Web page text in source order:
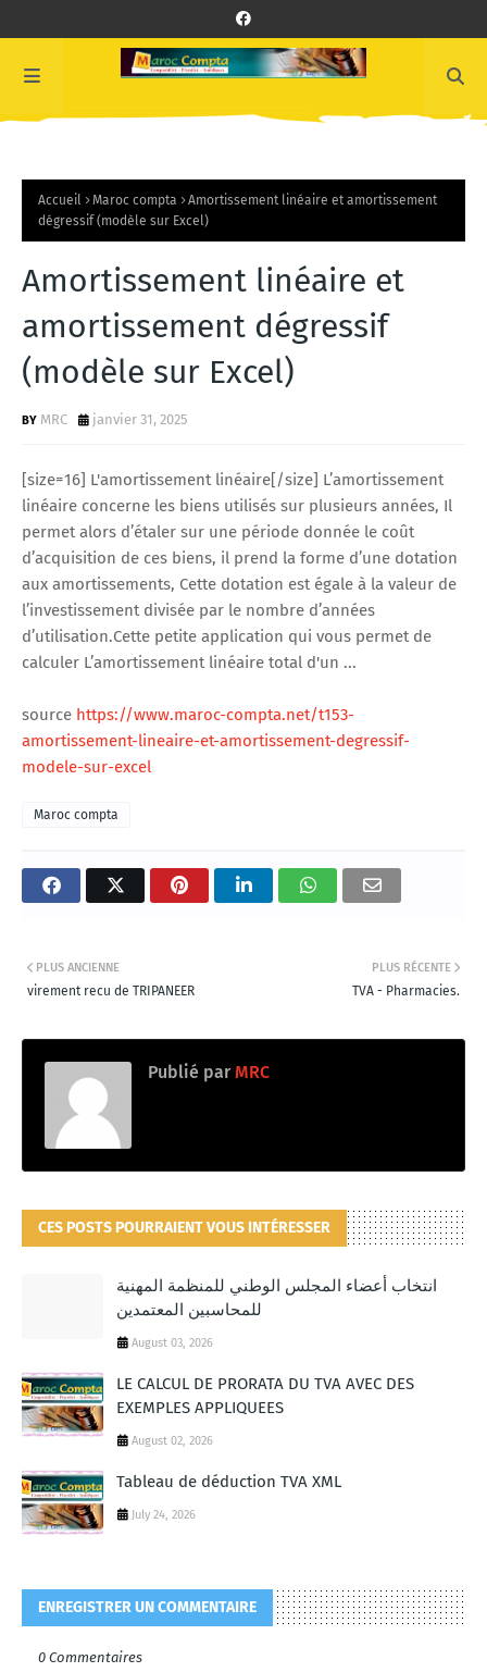
Accueil Maroc compta
Amortissement linéaire et amortissement
dégressif (modèle sur Excel)
Amortissement linéaire et
amortissement dégressif
(modèle sur Excel)
MRC janvier 31, 2025
[size=16] L'amortissement linéaire[/size] L’amortissement
linéaire concerne les biens utilisés sur plusieurs années, Il
permet alors d’étaler sur une période donnée le coût
d’acquisition de ces biens, il prend la forme d’une dotation
aux amortissements, Cette dotation est égale à la valeur de
l’investissement divisée par le nombre d’années
d’utilisation.Cette petite application qui vous permet de
calculer L’amortissement linéaire total d'un ...
source https://www.maroc-compta.net/t153-
amortissement-lineaire-et-amortissement-degressif-
modele-sur-excel
Maroc compta
PLUS RÉCENTE
TVA - Pharmacies.
PLUS ANCIENNE
virement recu de TRIPANEER
Publié par MRC
CES POSTS POURRAIENT VOUS INTÉRESSER
انتخاب أعضاء المجلس الوطني للمنظمة المهنية
للمحاسبين المعتمدين
August 03, 2026
LE CALCUL DE PRORATA DU TVA AVEC DES
EXEMPLES APPLIQUEES
August 02, 2026
Tableau de déduction TVA XML
July 24, 2026
ENREGISTRER UN COMMENTAIRE
0 Commentaires